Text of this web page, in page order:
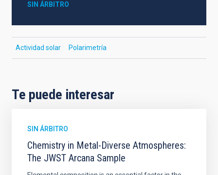
SIN ÁRBITRO
Actividad solar Polarimetría
Te puede interesar
SIN ÁRBITRO
Chemistry in Metal-Diverse Atmospheres:
The JWST Arcana Sample